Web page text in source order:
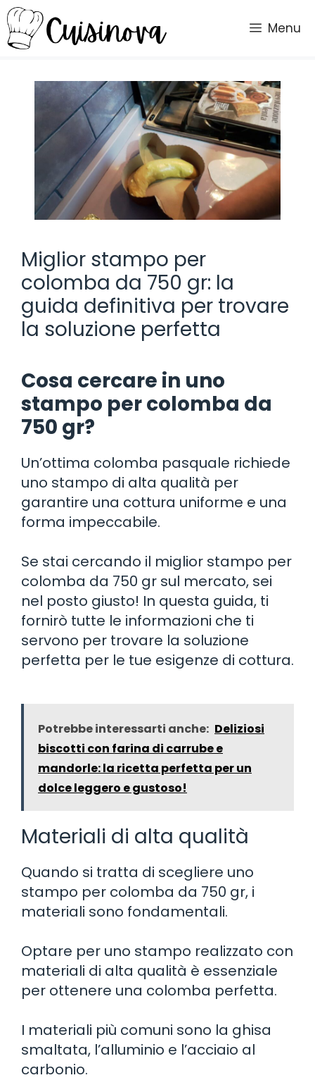
Vai
al
contenuto
Menu
Miglior stampo per
colomba da 750 gr: la
guida definitiva per trovare
la soluzione perfetta
Cosa cercare in uno
stampo per colomba da
750 gr?
Un’ottima colomba pasquale richiede
uno stampo di alta qualità per
garantire una cottura uniforme e una
forma impeccabile.
Se stai cercando il miglior stampo per
colomba da 750 gr sul mercato, sei
nel posto giusto! In questa guida, ti
fornirò tutte le informazioni che ti
servono per trovare la soluzione
perfetta per le tue esigenze di cottura.
Potrebbe interessarti anche: Deliziosi
biscotti con farina di carrube e
mandorle: la ricetta perfetta per un
dolce leggero e gustoso!
Materiali di alta qualità
Quando si tratta di scegliere uno
stampo per colomba da 750 gr, i
materiali sono fondamentali.
Optare per uno stampo realizzato con
materiali di alta qualità è essenziale
per ottenere una colomba perfetta.
I materiali più comuni sono la ghisa
smaltata, l’alluminio e l’acciaio al
carbonio.